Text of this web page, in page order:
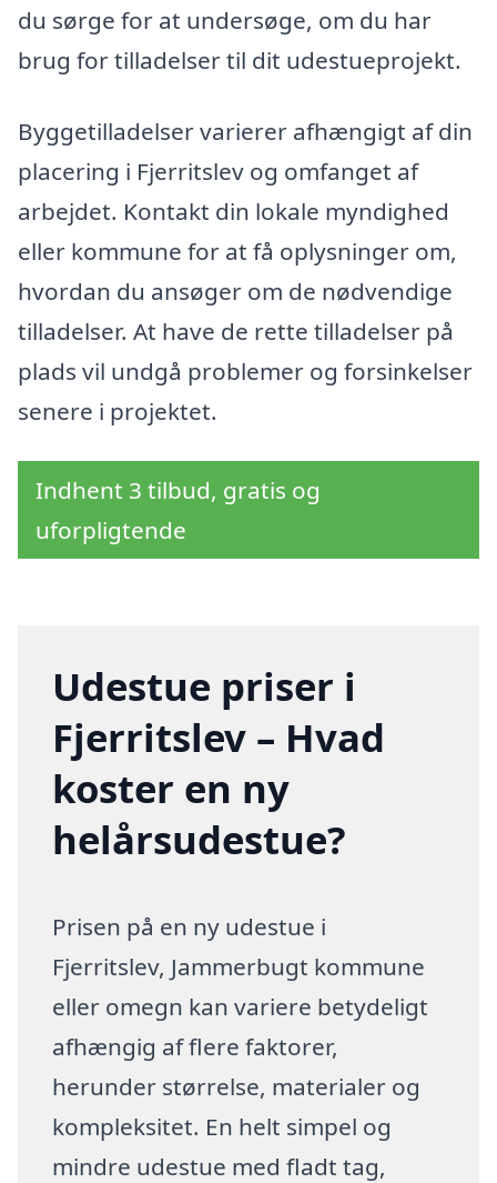
du sørge for at undersøge, om du har
brug for tilladelser til dit udestueprojekt.
Byggetilladelser varierer afhængigt af din
placering i Fjerritslev og omfanget af
arbejdet. Kontakt din lokale myndighed
eller kommune for at få oplysninger om,
hvordan du ansøger om de nødvendige
tilladelser. At have de rette tilladelser på
plads vil undgå problemer og forsinkelser
senere i projektet.
Indhent 3 tilbud, gratis og
uforpligtende
Udestue priser i
Fjerritslev – Hvad
koster en ny
helårsudestue?
Prisen på en ny udestue i
Fjerritslev, Jammerbugt kommune
eller omegn kan variere betydeligt
afhængig af flere faktorer,
herunder størrelse, materialer og
kompleksitet. En helt simpel og
mindre udestue med fladt tag,